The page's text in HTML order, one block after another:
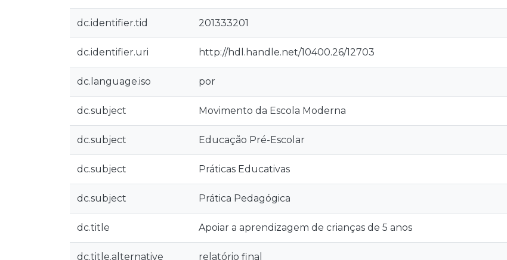
dc.identifier.tid 201333201
dc.identifier.uri http://hdl.handle.net/10400.26/12703
dc.language.iso por
dc.subject Movimento da Escola Moderna
dc.subject Educação Pré-Escolar
dc.subject Práticas Educativas
dc.subject Prática Pedagógica
dc.title Apoiar a aprendizagem de crianças de 5 anos
dc.title.alternative relatório final